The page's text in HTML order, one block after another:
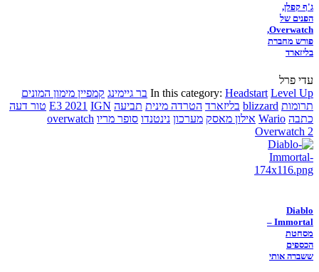
ג'ף קפלן,
הפנים של
Overwatch,
פורש מחברת
בליזארד
עדי פרל
In this category: Headstart Level Up בר גיימינג קמפיין מימון המונים
תרומות blizzard בליזארד הטרדה מינית תביעה E3 2021 IGN
טור דעה
כתבה Wario אילון מאסק מערכון נינטנדו סופר מריו overwatch
Overwatch 2
Diablo
Immortal –
מסחטת
הכספים
ששברה אותי